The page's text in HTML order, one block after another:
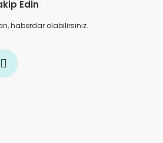
Edin
haberdar olabilirsiniz.